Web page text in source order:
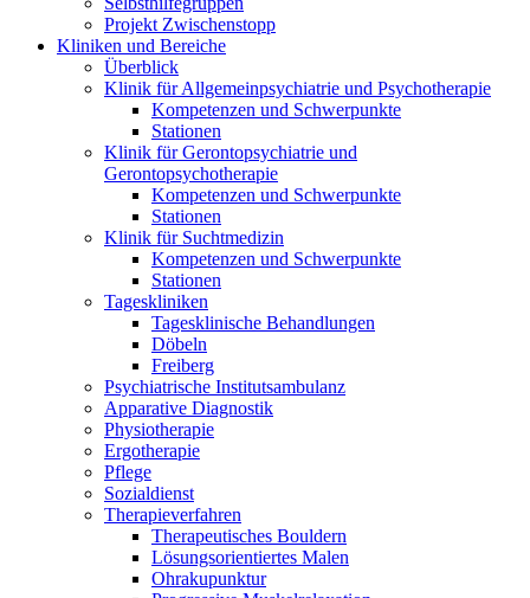
Projekt Zwischenstopp
Kliniken und Bereiche
Überblick
Klinik für Allgemeinpsychiatrie und Psychotherapie
Kompetenzen und Schwerpunkte
Stationen
Klinik für Gerontopsychiatrie und
Gerontopsychotherapie
Kompetenzen und Schwerpunkte
Stationen
Klinik für Suchtmedizin
Kompetenzen und Schwerpunkte
Stationen
Tageskliniken
Tagesklinische Behandlungen
Döbeln
Freiberg
Psychiatrische Institutsambulanz
Apparative Diagnostik
Physiotherapie
Ergotherapie
Pflege
Sozialdienst
Therapieverfahren
Therapeutisches Bouldern
Lösungsorientiertes Malen
Ohrakupunktur